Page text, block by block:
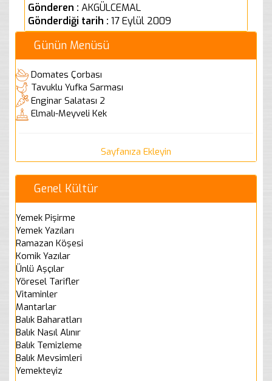
Gönderen : AKGÜLCEMAL
Gönderdiği tarih : 17 Eylül 2009
Günün Menüsü
Domates Çorbası
Tavuklu Yufka Sarması
Enginar Salatası 2
Elmalı-Meyveli Kek
Sayfanıza Ekleyin
Genel Kültür
Yemek Pişirme
Yemek Yazıları
Ramazan Köşesi
Komik Yazılar
Ünlü Aşçılar
Yöresel Tarifler
Vitaminler
Mantarlar
Balık Baharatları
Balık Nasıl Alınır
Balık Temizleme
Balık Mevsimleri
Yemekteyiz